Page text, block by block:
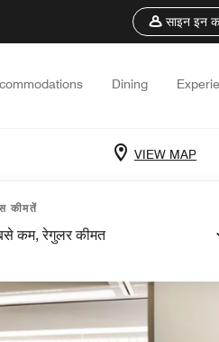
साइन इन
Dining
VIEW MAP
कीमतें
कम, रेगुलर कीमत